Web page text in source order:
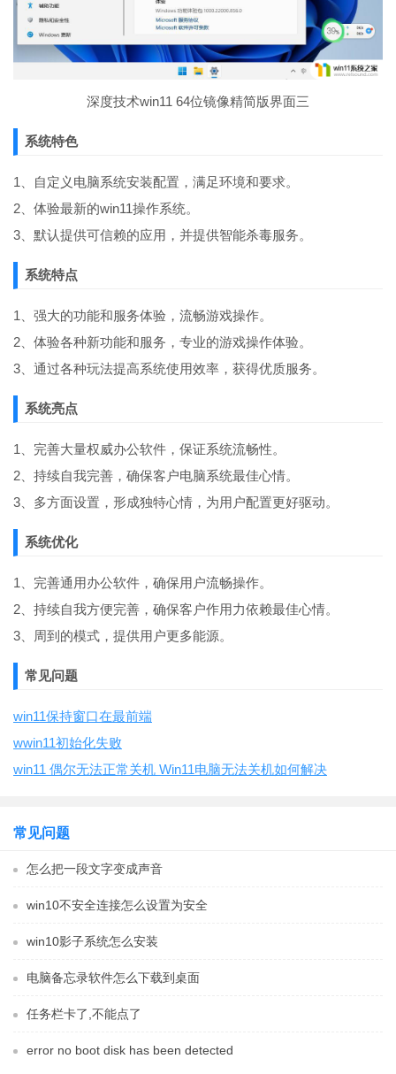
深度技术win11 64位镜像精简版界面三
系统特色
1、自定义电脑系统安装配置，满足环境和要求。
2、体验最新的win11操作系统。
3、默认提供可信赖的应用，并提供智能杀毒服务。
系统特点
1、强大的功能和服务体验，流畅游戏操作。
2、体验各种新功能和服务，专业的游戏操作体验。
3、通过各种玩法提高系统使用效率，获得优质服务。
系统亮点
1、完善大量权威办公软件，保证系统流畅性。
2、持续自我完善，确保客户电脑系统最佳心情。
3、多方面设置，形成独特心情，为用户配置更好驱动。
系统优化
1、完善通用办公软件，确保用户流畅操作。
2、持续自我方便完善，确保客户作用力依赖最佳心情。
3、周到的模式，提供用户更多能源。
常见问题
win11保持窗口在最前端
wwin11初始化失败
win11 偶尔无法正常关机 Win11电脑无法关机如何解决
常见问题
怎么把一段文字变成声音
win10不安全连接怎么设置为安全
win10影子系统怎么安装
电脑备忘录软件怎么下载到桌面
任务栏卡了,不能点了
error no boot disk has been detected